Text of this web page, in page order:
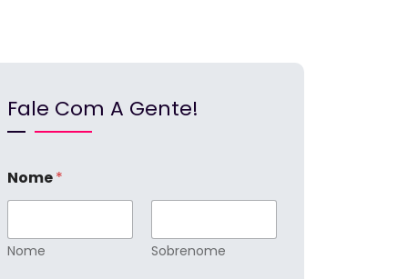
Fale Com A Gente!
Nome*
Nome Sobrenome